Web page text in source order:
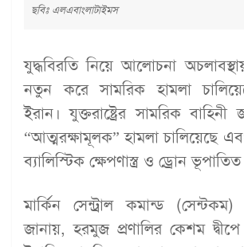
ছবিঃ এলএবাংলাটাইমস
যুদ্ধবিরতি নিয়ে আলোচনা
নতুন করে সামরিক হামলা
ইরান। যুক্তরাষ্ট্রের সামরিক বাহিনী
“আত্মরক্ষামূলক” হামলা চালিয়েছে
ব্যালিস্টিক ক্ষেপণাস্ত্র ও ড্রোন
মার্কিন সেন্ট্রাল কমান্ড
জানায়, হরমুজ প্রণালির কেশম